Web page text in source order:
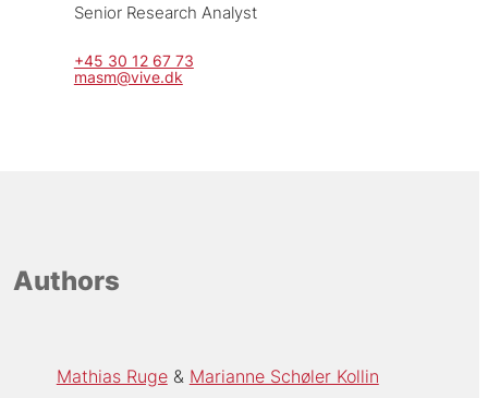
Senior Research Analyst
+45 30 12 67 73
masm@vive.dk
Authors
Mathias Ruge Marianne Schøler Kollin